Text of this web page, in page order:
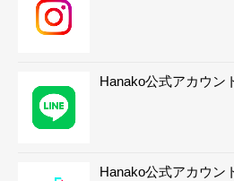
Hanako公式アカウン
Hanako公式アカウン